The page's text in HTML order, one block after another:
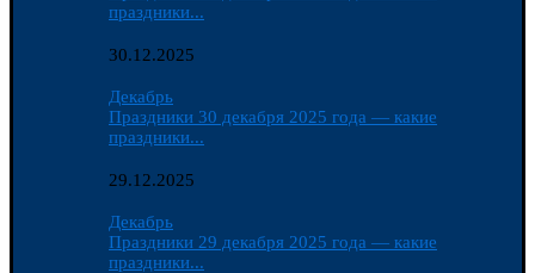
праздники...
30.12.2025
Декабрь
Праздники 30 декабря 2025 года — какие
праздники...
29.12.2025
Декабрь
Праздники 29 декабря 2025 года — какие
праздники...